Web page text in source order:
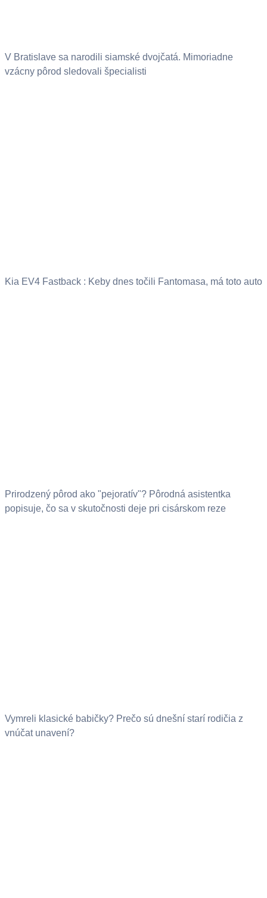
V Bratislave sa narodili siamské dvojčatá. Mimoriadne
vzácny pôrod sledovali špecialisti
Kia EV4 Fastback : Keby dnes točili Fantomasa, má toto auto
Prirodzený pôrod ako "pejoratív"? Pôrodná asistentka
popisuje, čo sa v skutočnosti deje pri cisárskom reze
Vymreli klasické babičky? Prečo sú dnešní starí rodičia z
vnúčat unavení?